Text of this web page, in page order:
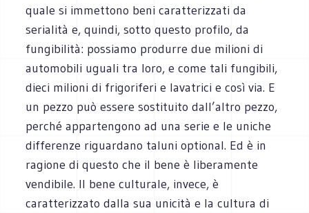
quale si immettono beni caratterizzati da
serialità e, quindi, sotto questo profilo, da
fungibilità: possiamo produrre due milioni di
automobili uguali tra loro, e come tali fungibili,
dieci milioni di frigoriferi e lavatrici e così via. E
un pezzo può essere sostituito dall’altro pezzo,
perché appartengono ad una serie e le uniche
differenze riguardano taluni optional. Ed è in
ragione di questo che il bene è liberamente
vendibile. Il bene culturale, invece, è
caratterizzato dalla sua unicità e la cultura di